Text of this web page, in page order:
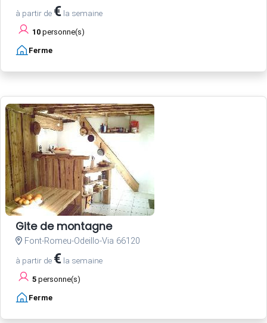
à partir de € la semaine
10 personne(s)
Ferme
Gite de montagne
Font-Romeu-Odeillo-Via 66120
à partir de € la semaine
5 personne(s)
Ferme